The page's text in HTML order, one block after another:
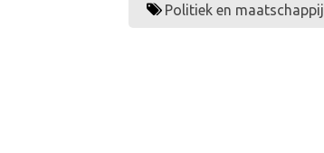
Politiek en maatschappij